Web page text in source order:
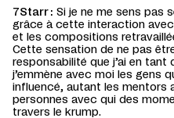
7Starr : Si je ne me sens pas
grâce à cette interaction avec
et les compositions
Cette sensation de ne pas
responsabilité que j’ai en tant
j’emmène avec moi les gens
influencé, autant les mentors
personnes avec qui des
travers le krump.